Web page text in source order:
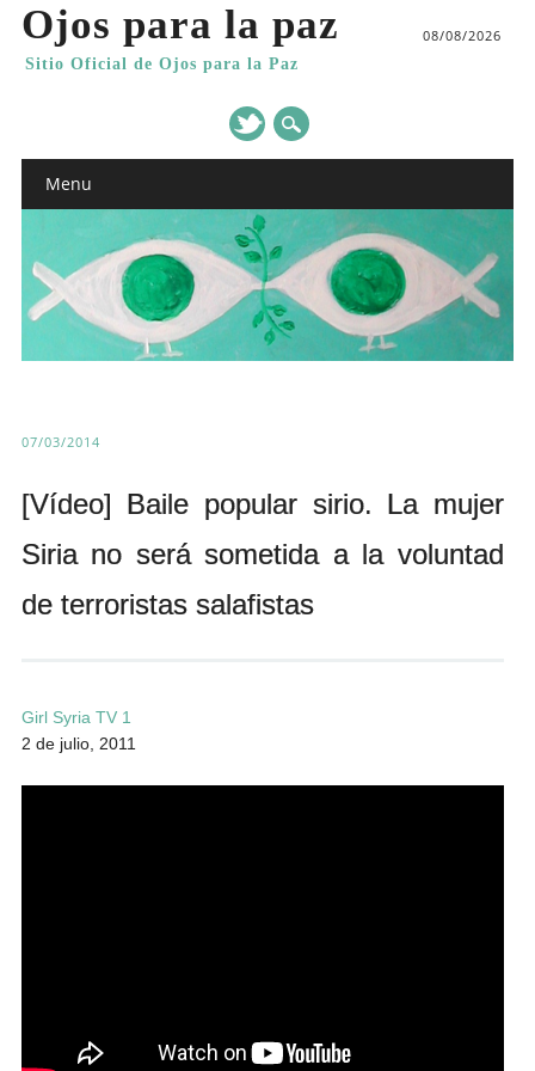
Ojos para la paz
Sitio Oficial de Ojos para la Paz
08/08/2026
Main menu
Menu
Andrés Vázquez de Sola
07/03/2014
[Vídeo] Baile popular sirio. La mujer
Siria no será sometida a la voluntad
de terroristas salafistas
Girl Syria TV 1
2 de julio, 2011